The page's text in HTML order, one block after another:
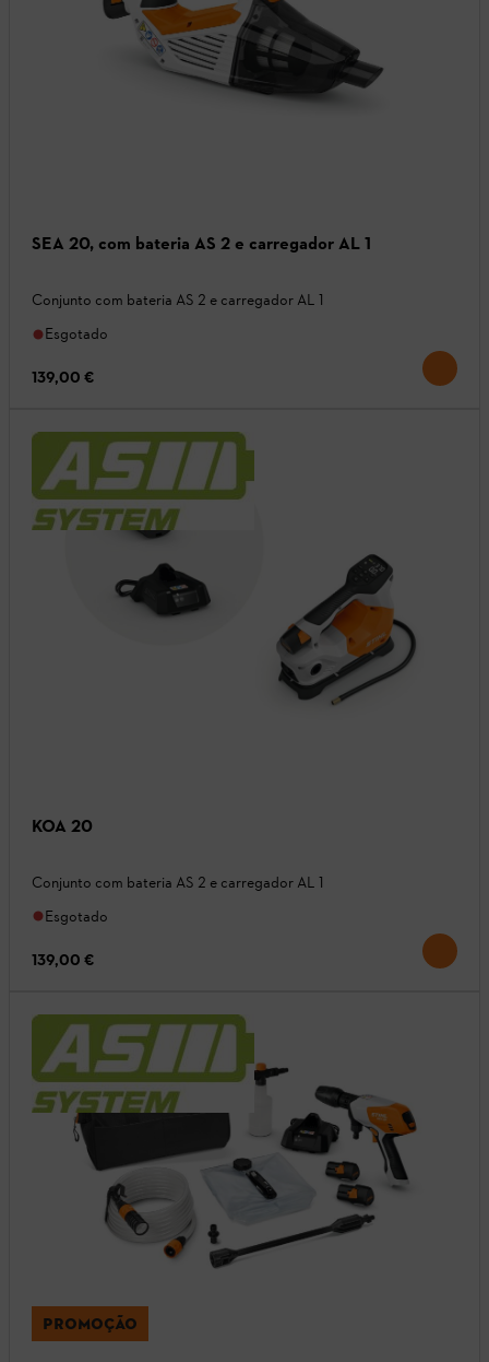
SEA 20, com bateria AS 2 e carregador AL 1
Conjunto com bateria AS 2 e carregador AL 1
Esgotado
139,00 €
KOA 20
Conjunto com bateria AS 2 e carregador AL 1
Esgotado
139,00 €
PROMOÇÃO